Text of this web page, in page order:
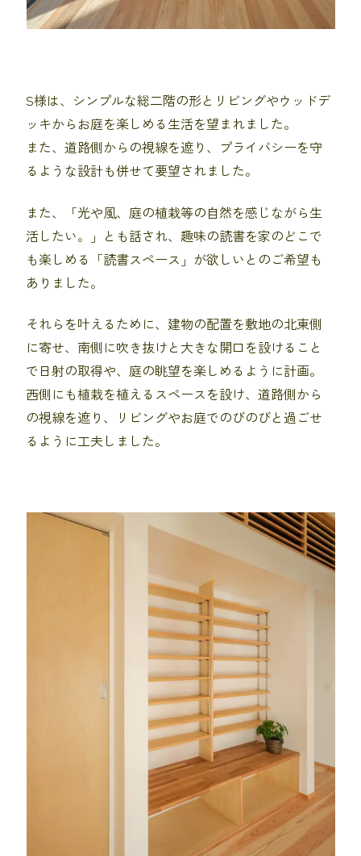
S様は、シンプルな総二階の形とリビングやウッドデ
ッキからお庭を楽しめる生活を望まれました。
また、道路側からの視線を遮り、プライバシーを守
るような設計も併せて要望されました。
また、「光や風、庭の植栽等の自然を感じながら生
活したい。」とも話され、趣味の読書を家のどこで
も楽しめる「読書スペース」が欲しいとのご希望も
ありました。
それらを叶えるために、建物の配置を敷地の北東側
に寄せ、南側に吹き抜けと大きな開口を設けること
で日射の取得や、庭の眺望を楽しめるように計画。
西側にも植栽を植えるスペースを設け、道路側から
の視線を遮り、リビングやお庭でのびのびと過ごせ
るように工夫しました。